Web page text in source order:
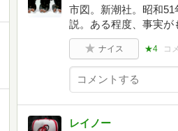
市図。新潮社。昭和
説。ある程度、事実が
ナイス ★4 コ
レイノー